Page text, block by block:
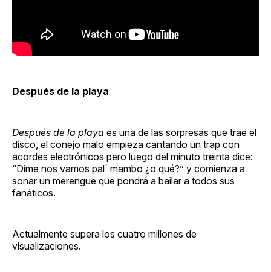
Después de la playa
Después de la playa es una de las sorpresas que trae el
disco, el conejo malo empieza cantando un trap con
acordes electrónicos pero luego del minuto treinta dice:
“Dime nos vamos pal´ mambo ¿o qué?” y comienza a
sonar un merengue que pondrá a bailar a todos sus
fanáticos.
Actualmente supera los cuatro millones de
visualizaciones.